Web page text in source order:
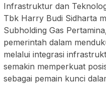
Infrastruktur dan
Tbk Harry Budi Sidharta
Subholding Gas
pemerintah dalam
melalui integrasi
semakin memperkuat
sebagai pemain kunci